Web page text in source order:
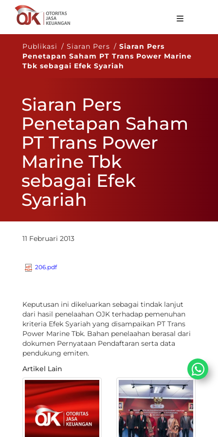
Tentang OJK
Fungsi Utama
Regulasi
Statistik
Layanan
Karir
Publikasi / Siaran Pers /Siaran Pers
Penetapan Saham PT Trans Power Marine
Tbk sebagai Efek Syariah
Siaran Pers
Penetapan Saham
PT Trans Power
Marine Tbk
sebagai Efek
Syariah
11 Februari 2013
206.pdf
Keputusan ini dikeluarkan sebagai tindak lanjut
dari hasil penelaahan OJK terhadap pemenuhan
kriteria Efek Syariah yang disampaikan PT Trans
Power Marine Tbk. Bahan penelaahan berasal dari
dokumen Pernyataan Pendaftaran serta data
pendukung emiten.
Artikel Lain